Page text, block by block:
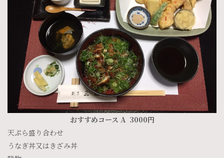
おすすめコース A 3000円
天ぷら盛り合わせ
うなぎ丼又はきざみ丼